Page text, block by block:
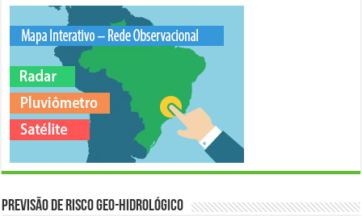
Previsão de Risco Geo-Hidrológico